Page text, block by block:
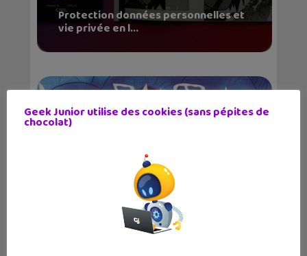
Protection données personnelles et
vie privée en l...
L’Enfantôme, une allégorie horrifique
Geek Junior utilise des cookies (sans pépites de
chocolat)